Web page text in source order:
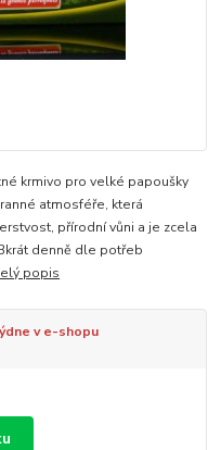
krmivo pro velké papoušky
atmosféře, která
přírodní vůni a je zcela
denně dle potřeb
popis
v e-shopu